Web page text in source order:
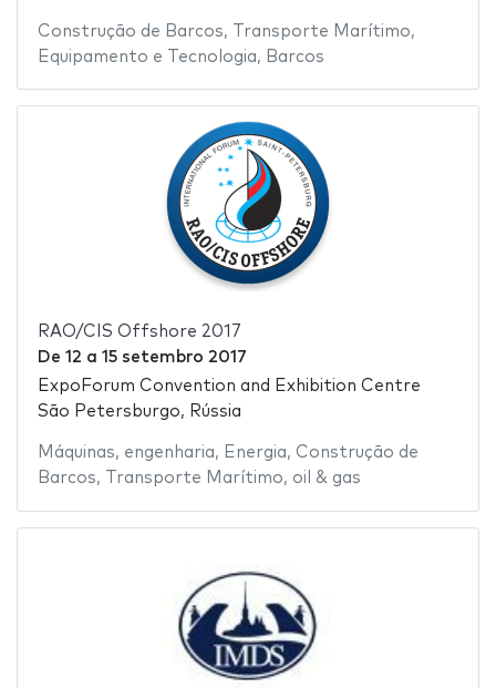
Construção de Barcos, Transporte Marítimo,
Equipamento e Tecnologia, Barcos
RAO/CIS Offshore 2017
De 12 a 15 setembro 2017
ExpoForum Convention and Exhibition Centre
São Petersburgo, Rússia
Máquinas, engenharia, Energia, Construção de
Barcos, Transporte Marítimo, oil & gas